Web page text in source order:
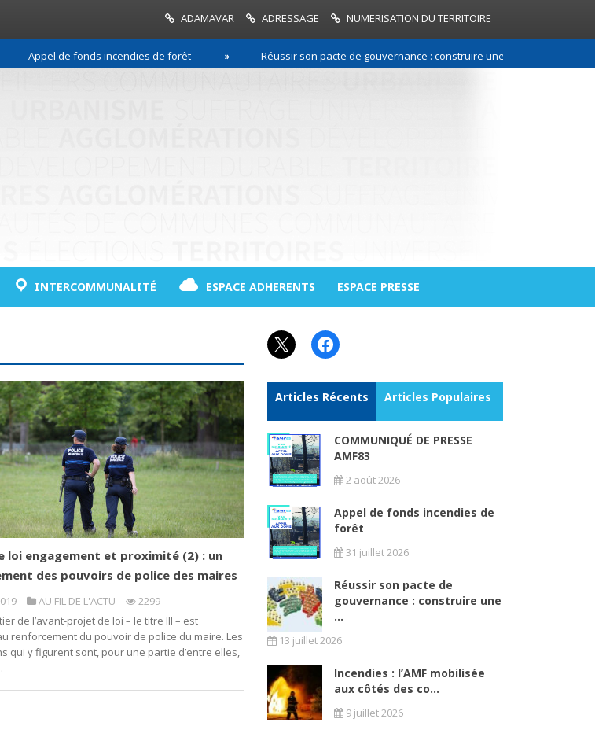
ADAMAVAR ADRESSAGE NUMERISATION DU TERRITOIRE
Appel de fonds incendies de forêt Réussir son pacte de gouvernance : construire une relation de
INTERCOMMUNALITÉ ESPACE ADHERENTS ESPACE PRESSE
loi engagement et proximité (2) : un
des pouvoirs de police des maires
AU FIL DE L'ACTU
2299
de l’avant-projet de loi – le titre III – est
renforcement du pouvoir de police du maire. Les
qui y figurent sont, pour une partie d’entre elles,
X Facebook
Articles Récents Articles Populaires
COMMUNIQUÉ DE PRESSE
AMF83
2 août 2026
Appel de fonds incendies de
forêt
31 juillet 2026
Réussir son pacte de
gouvernance : construire une
...
13 juillet 2026
Incendies : l’AMF mobilisée
aux côtés des co...
9 juillet 2026